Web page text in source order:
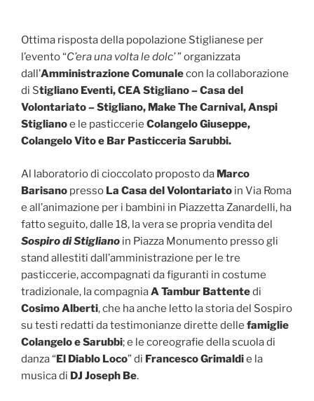
Ottima risposta della popolazione Stiglianese per
l’evento “C’era una volta le dolc’” organizzata
dall’Amministrazione Comunalecon la collaborazione
di Stigliano Eventi, CEA Stigliano – Casa del
Volontariato – Stigliano, Make The Carnival, Anspi
Stiglianoe le pasticcerie Colangelo Giuseppe,
Colangelo Vito e Bar Pasticceria Sarubbi.
Al laboratorio di cioccolato proposto da Marco
Barisano presso La Casa del Volontariato in Via Roma
e all’animazione per i bambini in Piazzetta Zanardelli, ha
fatto seguito, dalle 18, la vera se propria vendita del
Sospiro di Stigliano in Piazza Monumento presso gli
stand allestiti dall’amministrazione per le tre
pasticcerie, accompagnati da figuranti in costume
tradizionale, la compagniaA Tambur Battentedi
Cosimo Alberti, che ha anche letto la storia del Sospiro
su testi redatti da testimonianze dirette delle famiglie
Colangelo e Sarubbi; e le coreografie della scuola di
danza “El Diablo Loco” di Francesco Grimaldie la
musica di DJ Joseph Be.